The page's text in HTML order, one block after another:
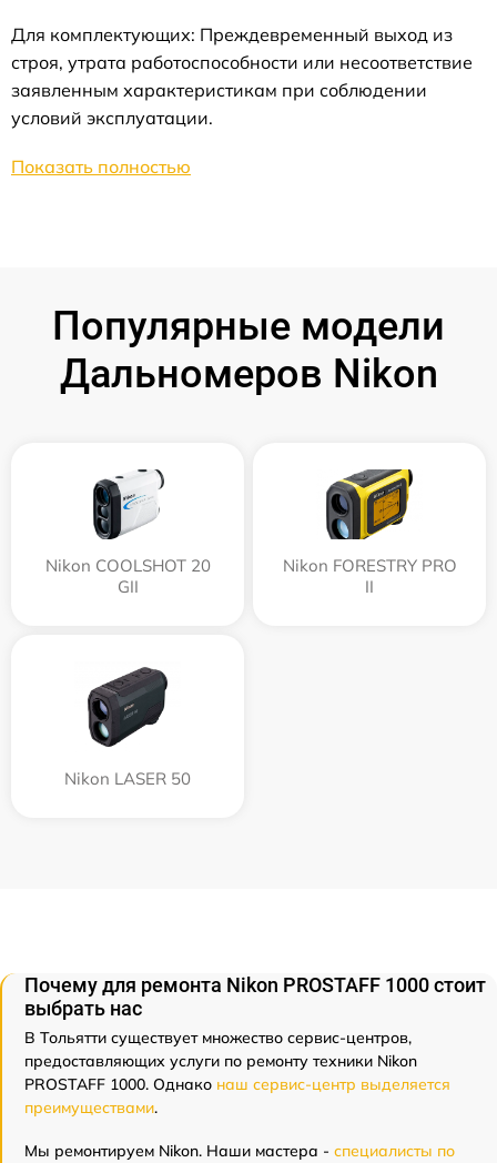
Для комплектующих: Преждевременный выход из
строя, утрата работоспособности или несоответствие
заявленным характеристикам при соблюдении
условий эксплуатации.
Показать полностью
Популярные модели
Дальномеров Nikon
Nikon COOLSHOT 20
GII
Nikon FORESTRY PRO
II
Nikon LASER 50
Почему для ремонта Nikon PROSTAFF 1000 стоит
выбрать нас
В Тольятти существует множество сервис-центров,
предоставляющих услуги по ремонту техники Nikon
PROSTAFF 1000. Однако наш сервис-центр выделяется
преимуществами.
Мы ремонтируем Nikon. Наши мастера - специалисты по